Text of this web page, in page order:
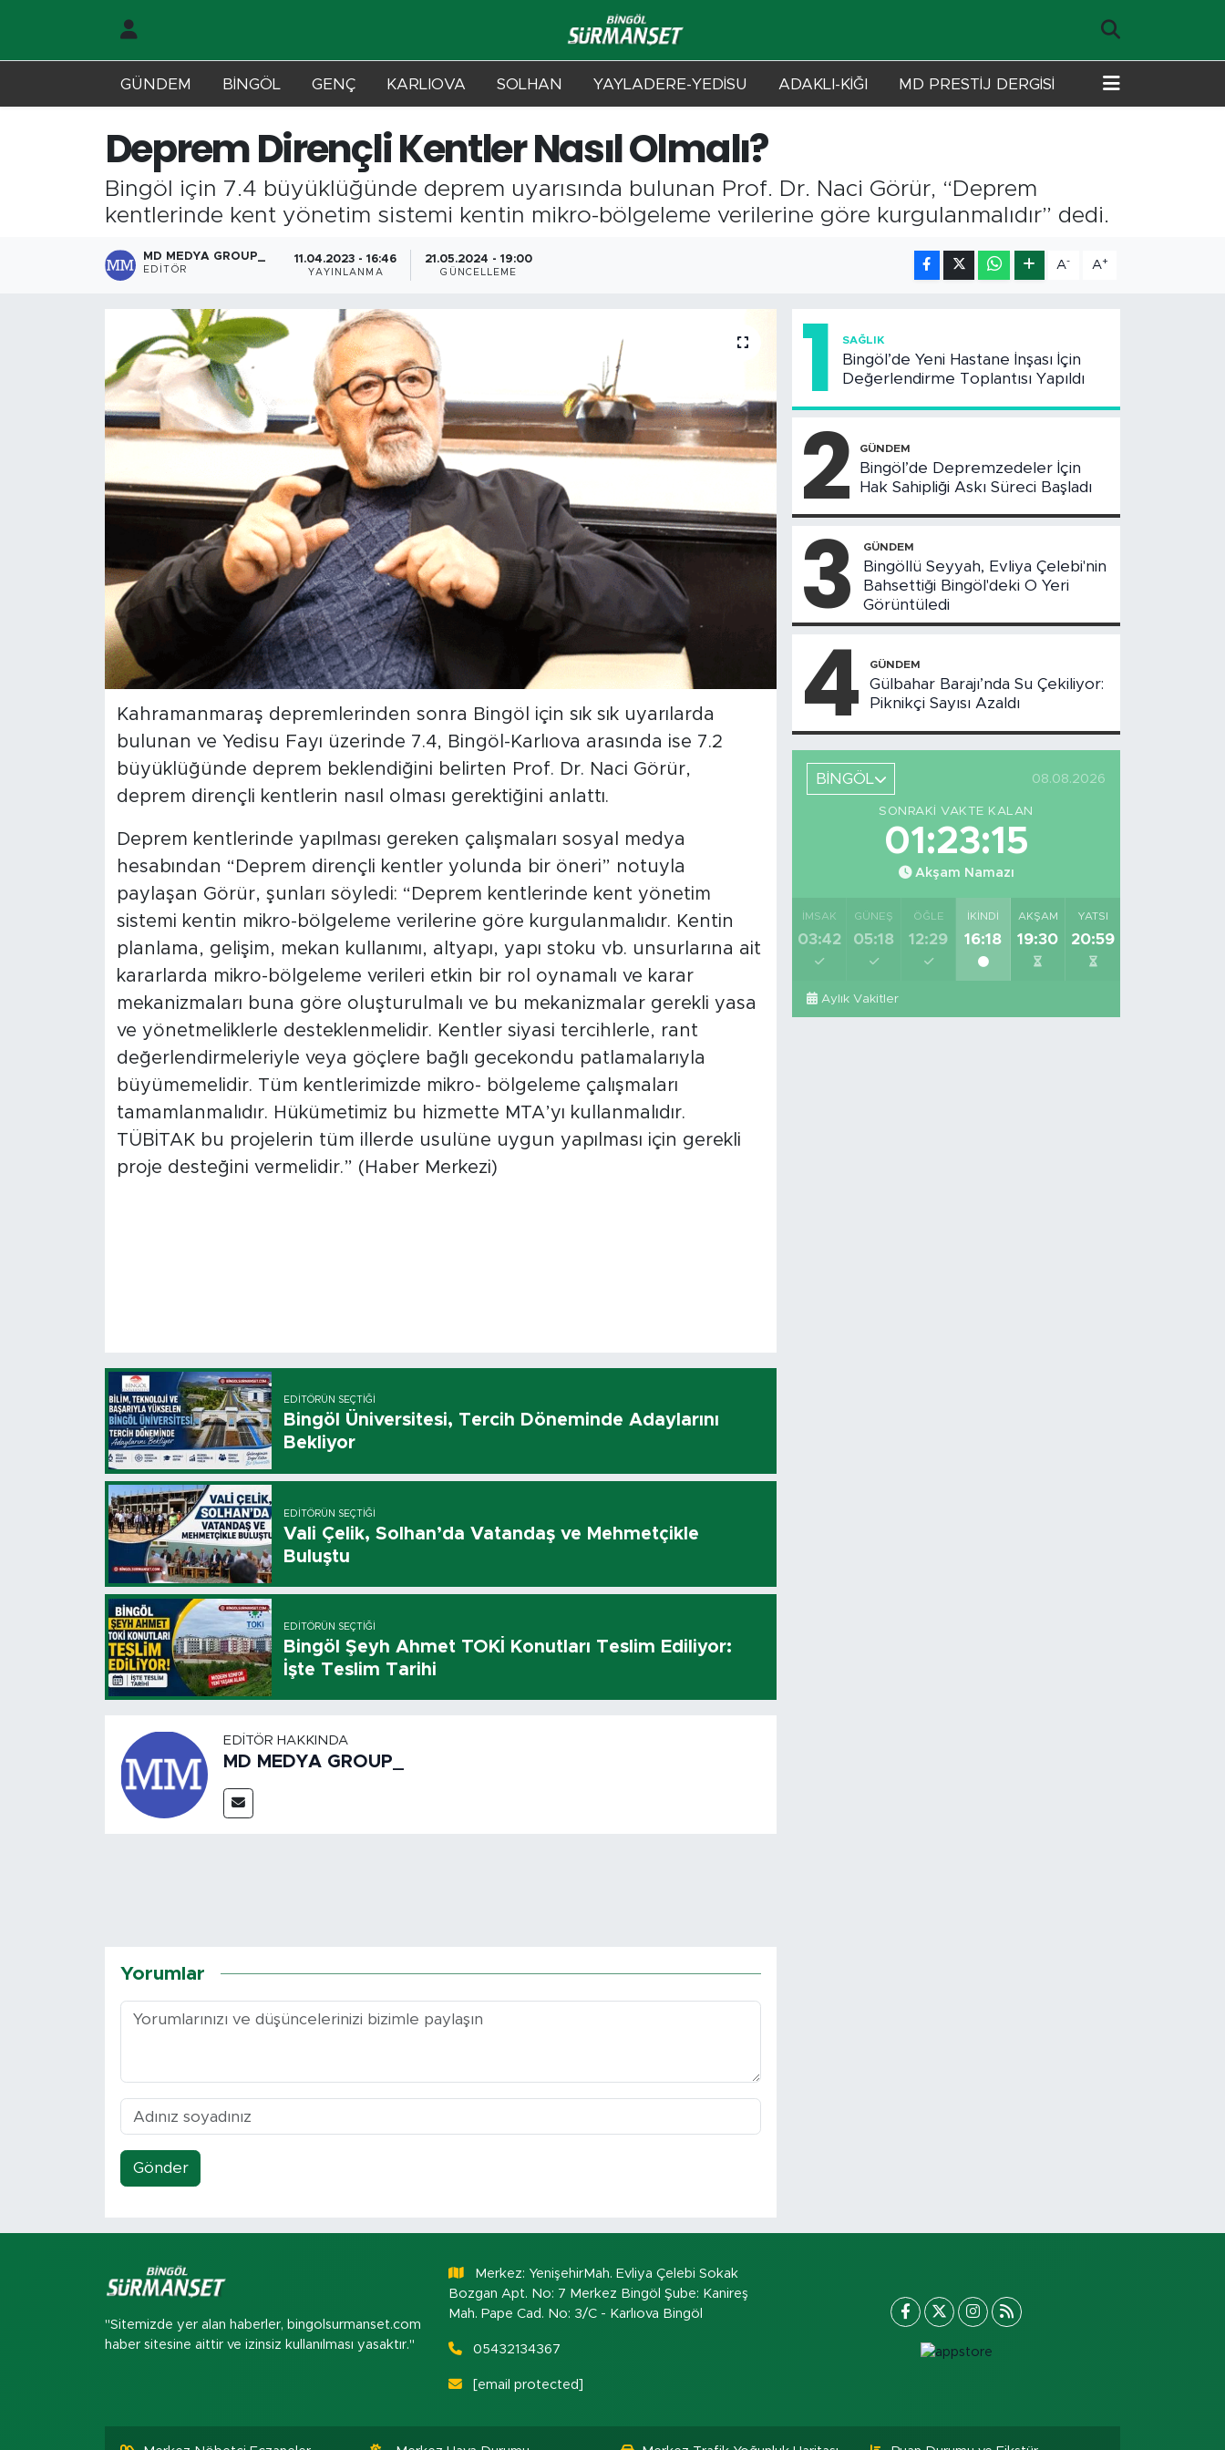
GÜNDEM BİNGÖL GENÇ KARLIOVA SOLHAN YAYLADERE-YEDİSU ADAKLI-KİĞI MD PRESTİJ DERGİSİ
Deprem Dirençli Kentler Nasıl Olmalı?
Bingöl için 7.4 büyüklüğünde deprem uyarısında bulunan Prof. Dr. Naci Görür, “Deprem
kentlerinde kent yönetim sistemi kentin mikro-bölgeleme verilerine göre kurgulanmalıdır” dedi.
MD MEDYA GROUP_
EDITÖR
11.04.2023 - 16:46
YAYINLANMA
21.05.2024 - 19:00
GÜNCELLEME
A- A+
Kahramanmaraş depremlerinden sonra Bingöl için sık sık uyarılarda
bulunan ve Yedisu Fayı üzerinde 7.4, Bingöl-Karlıova arasında ise 7.2
büyüklüğünde deprem beklendiğini belirten Prof. Dr. Naci Görür,
deprem dirençli kentlerin nasıl olması gerektiğini anlattı.
Deprem kentlerinde yapılması gereken çalışmaları sosyal medya
hesabından “Deprem dirençli kentler yolunda bir öneri” notuyla
paylaşan Görür, şunları söyledi: “Deprem kentlerinde kent yönetim
sistemi kentin mikro-bölgeleme verilerine göre kurgulanmalıdır. Kentin
planlama, gelişim, mekan kullanımı, altyapı, yapı stoku vb. unsurlarına ait
kararlarda mikro-bölgeleme verileri etkin bir rol oynamalı ve karar
mekanizmaları buna göre oluşturulmalı ve bu mekanizmalar gerekli yasa
ve yönetmeliklerle desteklenmelidir. Kentler siyasi tercihlerle, rant
değerlendirmeleriyle veya göçlere bağlı gecekondu patlamalarıyla
büyümemelidir. Tüm kentlerimizde mikro- bölgeleme çalışmaları
tamamlanmalıdır. Hükümetimiz bu hizmette MTA’yı kullanmalıdır.
TÜBİTAK bu projelerin tüm illerde usulüne uygun yapılması için gerekli
proje desteğini vermelidir.” (Haber Merkezi)
EDITÖRÜN SEÇTIĞI
Bingöl Üniversitesi, Tercih Döneminde Adaylarını
Bekliyor
EDITÖRÜN SEÇTIĞI
Vali Çelik, Solhan’da Vatandaş ve Mehmetçikle
Buluştu
EDITÖRÜN SEÇTIĞI
Bingöl Şeyh Ahmet TOKİ Konutları Teslim Ediliyor:
İşte Teslim Tarihi
EDITÖR HAKKINDA
MD MEDYA GROUP_
Yorumlar
Gönder
1 SAĞLIK
Bingöl’de Yeni Hastane İnşası İçin
Değerlendirme Toplantısı Yapıldı
2 GÜNDEM
Bingöl’de Depremzedeler İçin
Hak Sahipliği Askı Süreci Başladı
3 GÜNDEM
Bingöllü Seyyah, Evliya Çelebi'nin
Bahsettiği Bingöl'deki O Yeri
Görüntüledi
4 GÜNDEM
Gülbahar Barajı’nda Su Çekiliyor:
Piknikçi Sayısı Azaldı
BİNGÖL 08.08.2026
SONRAKI VAKTE KALAN
01:23:14
Akşam Namazı
İMSAK
03:42
GÜNEŞ
05:18
ÖĞLE
12:29
İKINDI
16:18
AKŞAM
19:30
YATSI
20:59
Aylık Vakitler
"Sitemizde yer alan haberler, bingolsurmanset.com
haber sitesine aittir ve izinsiz kullanılması yasaktır."
Merkez: YenişehirMah. Evliya Çelebi Sokak
Bozgan Apt. No: 7 Merkez Bingöl Şube: Kanireş
Mah. Pape Cad. No: 3/C - Karlıova Bingöl
05432134367
[email protected]
Karlıova
Adaklı-Kiğı
MD Prestij Dergisi
Siyaset
Yaşam
Ekonomi
Hava Durumu
Tavz Der
Bingöl Kaza Haberleri
Merkez Trafik Yoğunluk Haritası
Süper Lig Puan Durumu ve Fikstür
Tüm Manşetler
Haber Arşivi